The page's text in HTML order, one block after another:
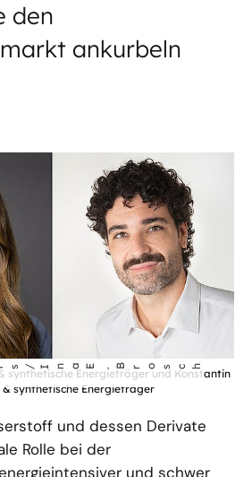
den
ankurbeln
rosch
synthetische Energieträger und Konstantin
& synthetische Energieträger
und dessen Derivate
Rolle bei der
und schwer